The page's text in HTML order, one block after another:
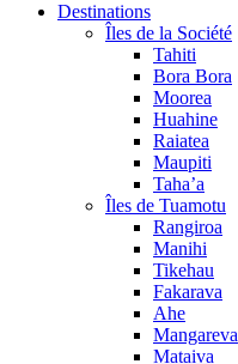
Destinations
Îles de la Société
Tahiti
Bora Bora
Moorea
Huahine
Raiatea
Maupiti
Taha’a
Îles de Tuamotu
Rangiroa
Manihi
Tikehau
Fakarava
Ahe
Mangareva
Mataiva